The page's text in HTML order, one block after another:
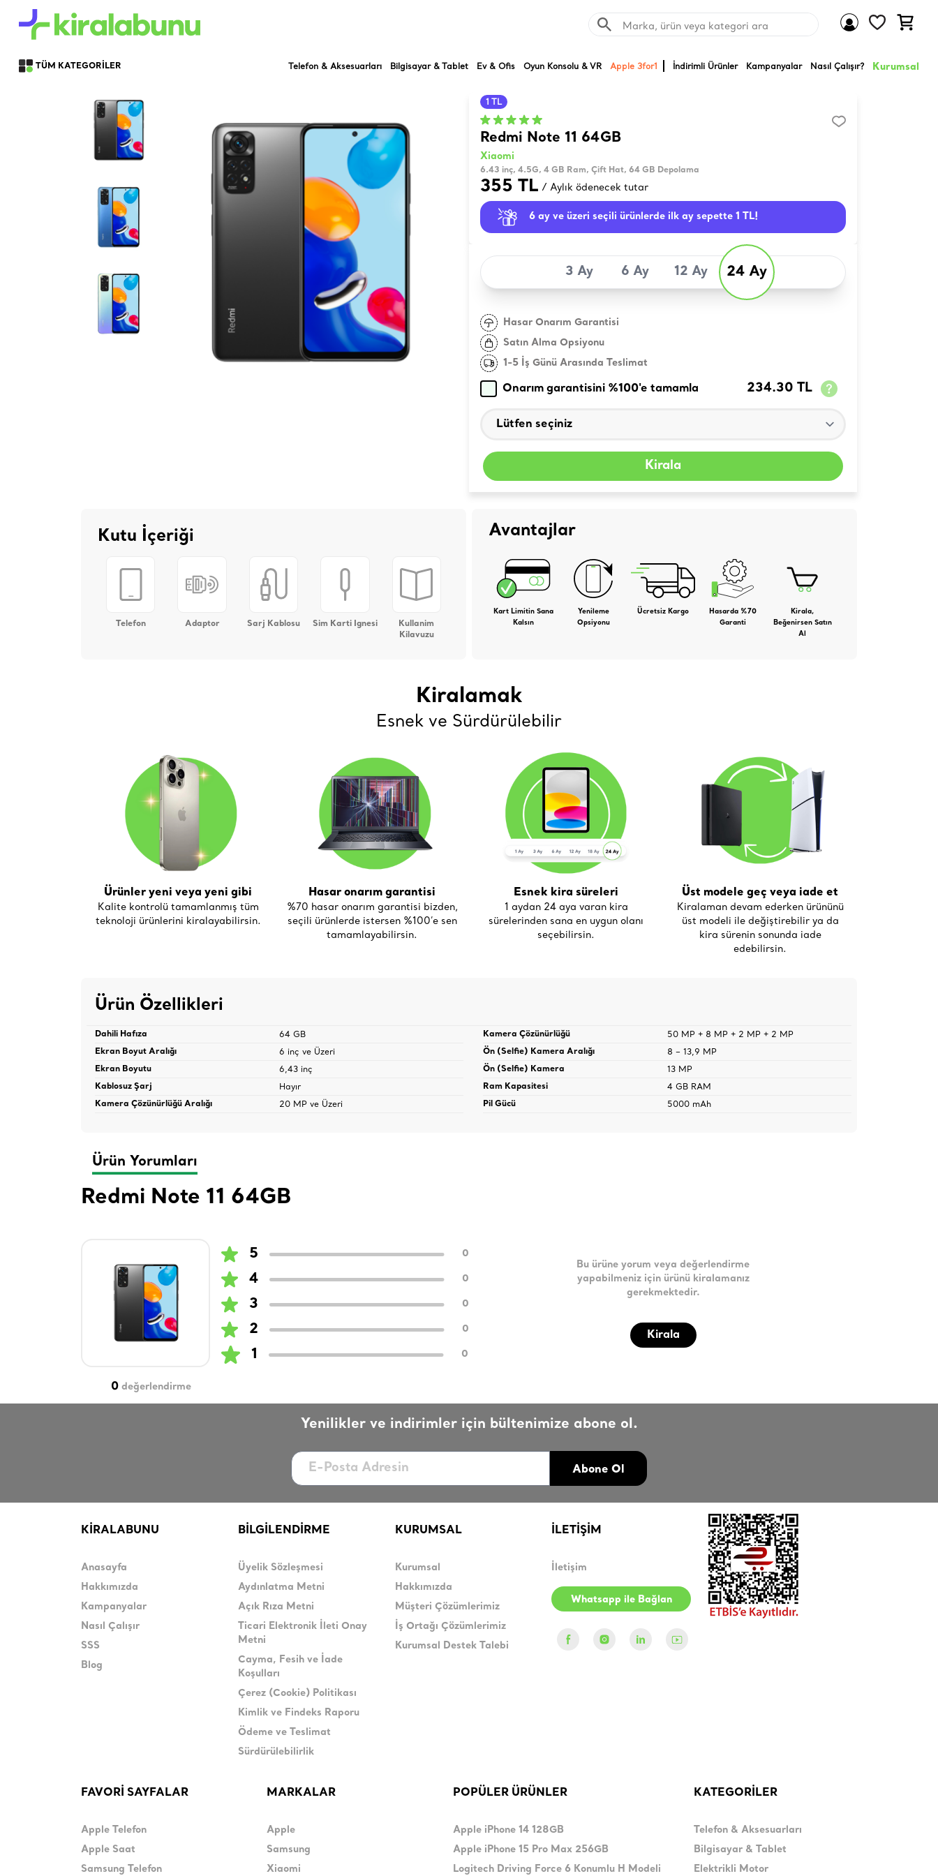
Marka, ürün veya kategori ara
TÜM KATEGORİLER Telefon & Aksesuarları Bilgisayar & Tablet Ev & Ofis Oyun Konsolu & VR Apple 3for1 İndirimli Ürünler Kampanyalar Nasıl Çalışır? Kurumsal
1 TL
Redmi Note 11 64GB
Xiaomi
6.43 inç, 4.5G, 4 GB Ram, Çift Hat, 64 GB Depolama
355 TL / Aylık ödenecek tutar
6 ay ve üzeri seçili ürünlerde ilk ay sepette 1 TL!
3 Ay 6 Ay 12 Ay 24 Ay
Hasar Onarım Garantisi
Satın Alma Opsiyonu
1-5 İş Günü Arasında Teslimat
Onarım garantisini %100'e tamamla 234.30 TL
Kirala
Kutu İçeriği
Telefon Adaptor Sarj Kablosu Sim Karti Ignesi
Kullanim
Kilavuzu
Avantajlar
Kart Limitin Sana
Kalsın
Yenileme
Opsiyonu
Ücretsiz Kargo
Hasarda %70
Garanti
Kirala,
Beğenirsen Satın
Al
Kiralamak
Esnek ve Sürdürülebilir
Ürünler yeni veya yeni gibi
Kalite kontrolü tamamlanmış tüm
teknoloji ürünlerini kiralayabilirsin.
Hasar onarım garantisi
%70 hasar onarım garantisi bizden,
seçili ürünlerde istersen %100’e sen
tamamlayabilirsin.
Esnek kira süreleri
1 aydan 24 aya varan kira
sürelerinden sana en uygun olanı
seçebilirsin.
Üst modele geç veya iade et
Kiralaman devam ederken ürününü
üst modeli ile değiştirebilir ya da
kira sürenin sonunda iade
edebilirsin.
Ürün Özellikleri
Dahili Hafıza 64 GB
Ekran Boyut Aralığı 6 inç ve Üzeri
Ekran Boyutu 6,43 inç
Kablosuz Şarj Hayır
Kamera Çözünürlüğü Aralığı 20 MP ve Üzeri
Kamera Çözünürlüğü 50 MP + 8 MP + 2 MP + 2 MP
Ön (Selfie) Kamera Aralığı 8 – 13,9 MP
Ön (Selfie) Kamera 13 MP
Ram Kapasitesi 4 GB RAM
Pil Gücü 5000 mAh
Ürün Yorumları
Redmi Note 11 64GB
0 değerlendirme
5 0
4 0
3 0
2 0
1 0
Bu ürüne yorum veya değerlendirme
yapabilmeniz için ürünü kiralamanız
gerekmektedir.
Kirala
Yenilikler ve indirimler için bültenimize abone ol.
Abone Ol
KİRALABUNU
Anasayfa
Hakkımızda
Kampanyalar
Nasıl Çalışır
SSS
Blog
BİLGİLENDİRME
Üyelik Sözleşmesi
Aydınlatma Metni
Açık Rıza Metni
Ticari Elektronik İleti Onay
Metni
Cayma, Fesih ve İade
Koşulları
Çerez (Cookie) Politikası
Kimlik ve Findeks Raporu
Ödeme ve Teslimat
Sürdürülebilirlik
KURUMSAL
Kurumsal
Hakkımızda
Müşteri Çözümlerimiz
İş Ortağı Çözümlerimiz
Kurumsal Destek Talebi
İLETİŞİM
İletişim
Whatsapp ile Bağlan
FAVORİ SAYFALAR
Apple Telefon
Apple Saat
Samsung Telefon
MARKALAR
Apple
Samsung
Xiaomi
POPÜLER ÜRÜNLER
Apple iPhone 14 128GB
Apple iPhone 15 Pro Max 256GB
Logitech Driving Force 6 Konumlu H Modeli
KATEGORİLER
Telefon & Aksesuarları
Bilgisayar & Tablet
Elektrikli Motor